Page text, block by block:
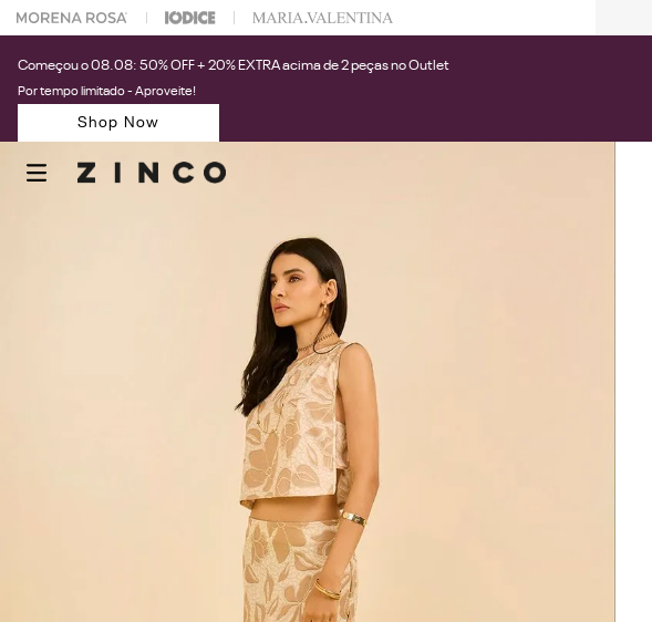
na sua 1° compra usando o cupom: PRIMEIRAZIN
Começou o 08.08: 50% OFF + 20% EXTRA acima de 2 peças no Outlet
Por tempo limitado - Aproveite!
Shop Now